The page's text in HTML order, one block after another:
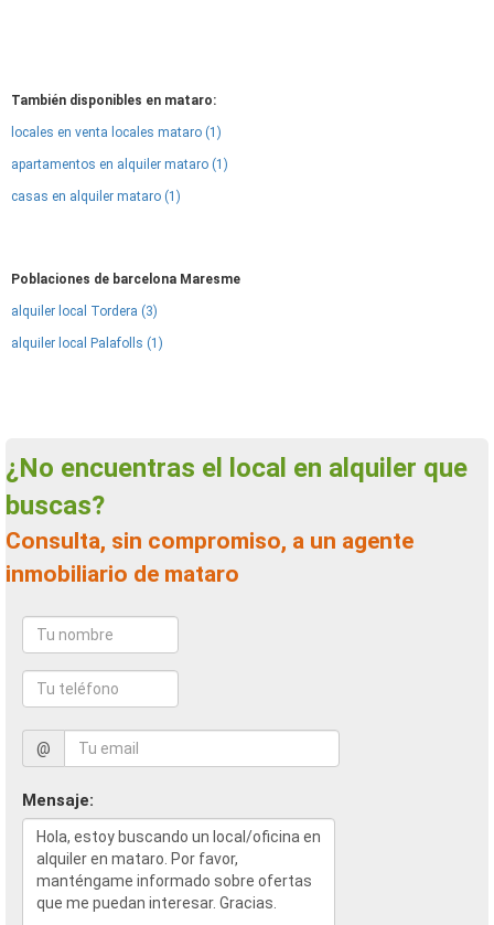
También disponibles en mataro:
locales en venta locales mataro (1)
apartamentos en alquiler mataro (1)
casas en alquiler mataro (1)
Poblaciones de barcelona Maresme
alquiler local Tordera (3)
alquiler local Palafolls (1)
¿No encuentras el local en alquiler que
buscas?
Consulta, sin compromiso, a un agente
inmobiliario de mataro
@
Mensaje: